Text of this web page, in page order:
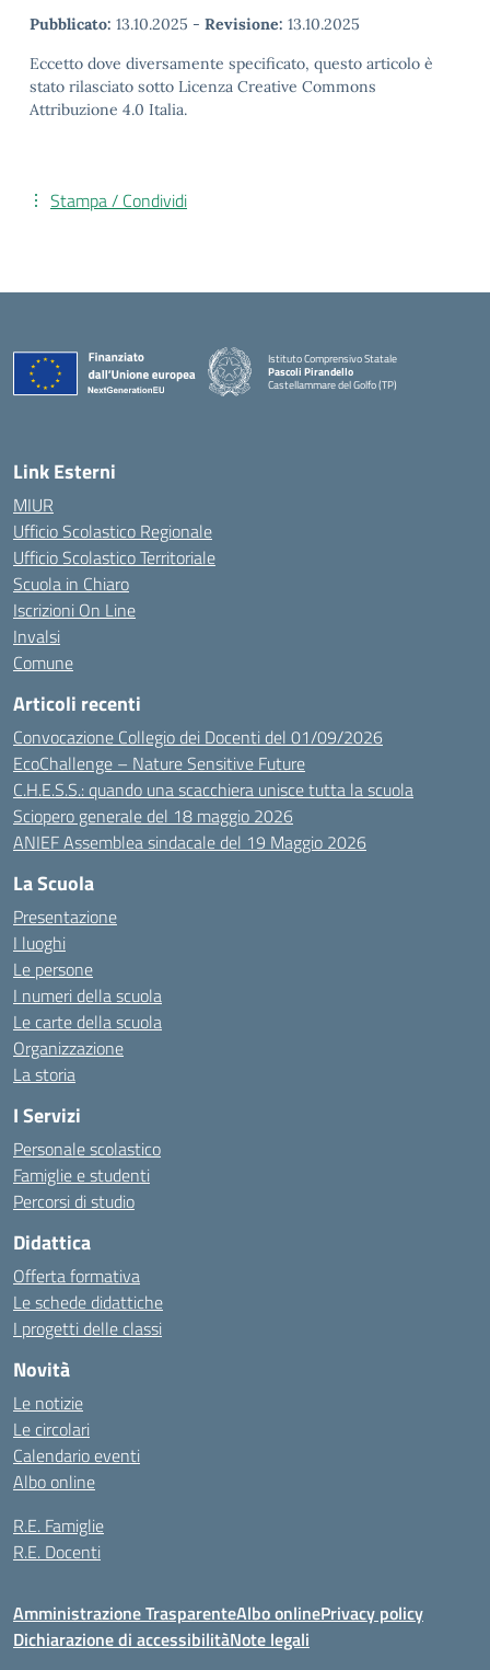
Pubblicato: 13.10.2025 - Revisione: 13.10.2025
Eccetto dove diversamente specificato, questo articolo è
stato rilasciato sotto Licenza Creative Commons
Attribuzione 4.0 Italia.
Stampa / Condividi
Istituto Comprensivo Statale
Pascoli Pirandello
Castellammare del Golfo (TP)
Link Esterni
MIUR
Ufficio Scolastico Regionale
Ufficio Scolastico Territoriale
Scuola in Chiaro
Iscrizioni On Line
Invalsi
Comune
Articoli recenti
Convocazione Collegio dei Docenti del 01/09/2026
EcoChallenge – Nature Sensitive Future
C.H.E.S.S.: quando una scacchiera unisce tutta la scuola
Sciopero generale del 18 maggio 2026
ANIEF Assemblea sindacale del 19 Maggio 2026
La Scuola
Presentazione
I luoghi
Le persone
I numeri della scuola
Le carte della scuola
Organizzazione
La storia
I Servizi
Personale scolastico
Famiglie e studenti
Percorsi di studio
Didattica
Offerta formativa
Le schede didattiche
I progetti delle classi
Novità
Le notizie
Le circolari
Calendario eventi
Albo online
R.E. Famiglie
R.E. Docenti
Amministrazione TrasparenteAlbo onlinePrivacy policy
Dichiarazione di accessibilitàNote legali